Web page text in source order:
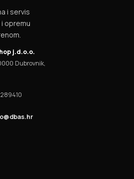
i servis
opremu
j.d.o.o.
Dubrovnik,